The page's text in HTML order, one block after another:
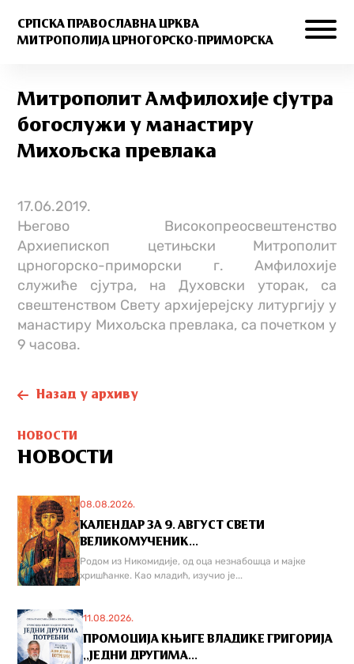
СРПСКА ПРАВОСЛАВНА ЦРКВА
МИТРОПОЛИЈА ЦРНОГОРСКО-ПРИМОРСКА
Митрополит Амфилохије сјутра
богослужи у манастиру
Михољска превлака
17.06.2019.
Његово Високопреосвештенство
Архиепископ цетињски Митрополит
црногорско-приморски г. Амфилохије
служиће сјутра, на Духовски уторак, са
свештенством Свету архијерејску литургију у
манастиру Михољска превлака, са почетком у
9 часова.
Назад у архиву
НОВОСТИ
НОВОСТИ
08.08.2026.
КАЛЕНДАР ЗА 9. АВГУСТ СВЕТИ
ВЕЛИКОМУЧЕНИК...
Родом из Никомидије, од оца незнабошца и мајке
хришћанке. Као младић, изучио је...
11.08.2026.
ПРОМОЦИЈА КЊИГЕ ВЛАДИКЕ ГРИГОРИЈА
,,ЈЕДНИ ДРУГИМА...